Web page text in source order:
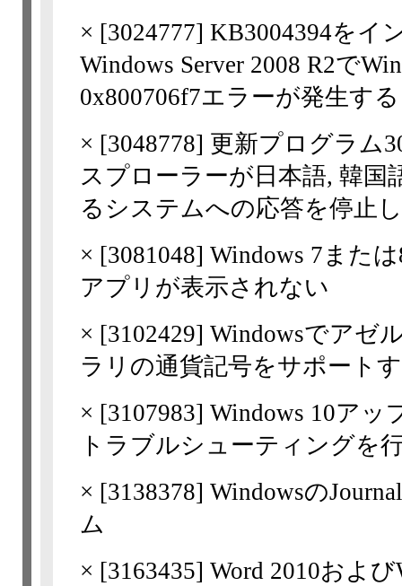
× [3024777] KB3004394をイ
Windows Server 2008 R2で
0x800706f7エラーが発生する
× [3048778] 更新プログラム
スプローラーが日本語, 韓国
るシステムへの応答を停止
× [3081048] Windows 7また
アプリが表示されない
× [3102429] Windowsでアゼ
ラリの通貨記号をサポート
× [3107983] Windows 10アッ
トラブルシューティングを
× [3138378] Windowsの
ム
× [3163435] Word 2010およ